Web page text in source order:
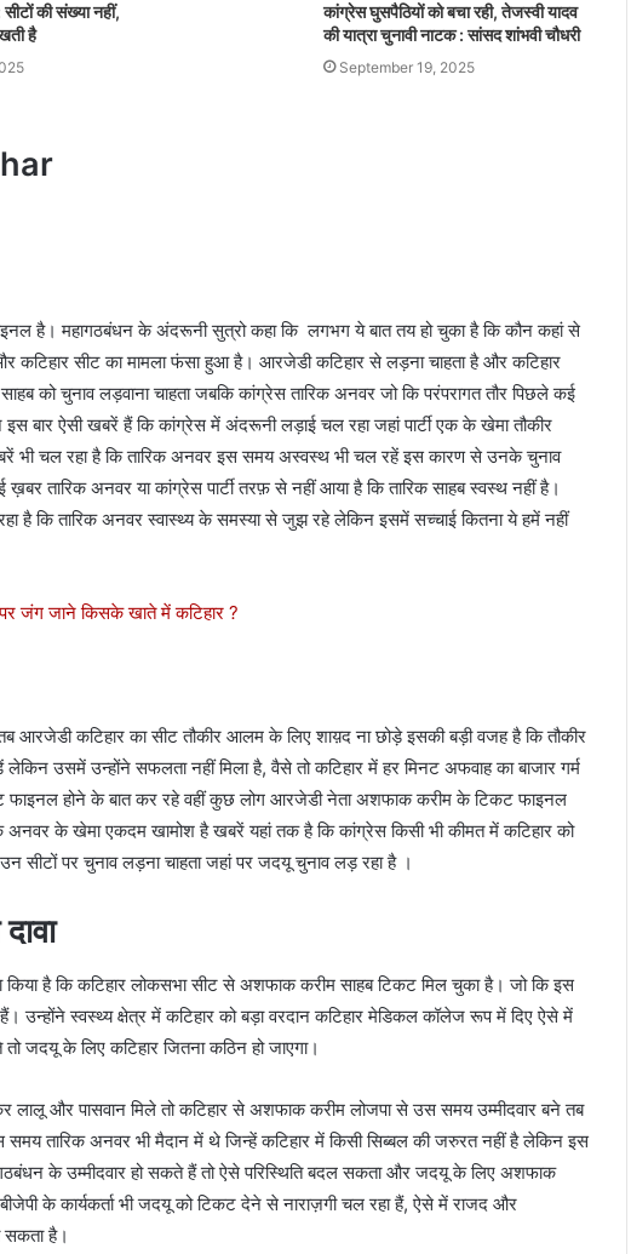
सीटों की संख्या नहीं,
है
कांग्रेस घुसपैठियों को बचा रही, तेजस्वी यादव
की यात्रा चुनावी नाटक : सांसद शांभवी चौधरी
September 19, 2025
है। महागठबंधन के अंदरूनी सुत्रो कहा कि लगभग ये बात तय हो चुका है कि कौन कहां से
कटिहार सीट का मामला फंसा हुआ है। आरजेडी कटिहार से लड़ना चाहता है और कटिहार
को चुनाव लड़वाना चाहता जबकि कांग्रेस तारिक अनवर जो कि परंपरागत तौर पिछले कई
बार ऐसी खबरें हैं कि कांग्रेस में अंदरूनी लड़ाई चल रहा जहां पार्टी एक के खेमा तौकीर
भी चल रहा है कि तारिक अनवर इस समय अस्वस्थ भी चल रहें इस कारण से उनके चुनाव
तारिक अनवर या कांग्रेस पार्टी तरफ़ से नहीं आया है कि तारिक साहब स्वस्थ नहीं है।
है कि तारिक अनवर स्वास्थ्य के समस्या से जुझ रहे लेकिन इसमें सच्चाई कितना ये हमें नहीं
जंग जाने किसके खाते में कटिहार ?
आरजेडी कटिहार का सीट तौकीर आलम के लिए शाय़द ना छोड़े इसकी बड़ी वजह है कि तौकीर
उसमें उन्होंने सफलता नहीं मिला है, वैसे तो कटिहार में हर मिनट अफवाह का बाजार गर्म
होने के बात कर रहे वहीं कुछ लोग आरजेडी नेता अशफाक करीम के टिकट फाइनल
के खेमा एकदम खामोश है खबरें यहां तक है कि कांग्रेस किसी भी कीमत में कटिहार को
सीटों पर चुनाव लड़ना चाहता जहां पर जदयू चुनाव लड़ रहा है ‌।
किया है कि कटिहार लोकसभा सीट से अशफाक करीम साहब टिकट मिल चुका है। जो कि इस
स्वस्थ्य क्षेत्र में कटिहार को बड़ा वरदान कटिहार मेडिकल कॉलेज रूप में दिए ऐसे में
जदयू के लिए कटिहार जितना कठिन हो जाएगा।
और पासवान मिले तो कटिहार से अशफाक करीम लोजपा से उस समय उम्मीदवार बने तब
तारिक अनवर भी मैदान में थे जिन्हें कटिहार में किसी सिब्बल की जरुरत नहीं है लेकिन इस
के उम्मीदवार हो सकते हैं तो ऐसे परिस्थिति बदल सकता और जदयू के लिए अशफाक
के कार्यकर्ता भी जदयू को टिकट देने से नाराज़गी चल रहा हैं, ऐसे में राजद और
सकता है।